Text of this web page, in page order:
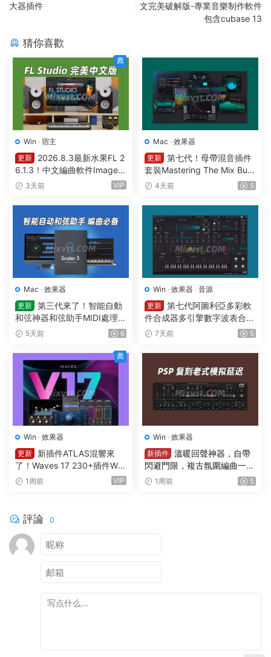
大器插件
文完美破解版-專業音樂制作軟件
包含cubase 13
猜你喜歡
Win · 宿主
更新
2026.8.3最新水果FL 2
6.1.3！中文編曲軟件Image-L
ine – FL Studio Producer Edi
ugins WIN
3天前 VIP
薦
Mac · 效果器
更新 第七代！母帶混音插件
套裝Mastering The Mix Bun
dle v2026.7.21 U2B MAC-M
4天前 5
Mac · 效果器
更新 第三代來了！智能自動
和弦神器和弦助手MIDI處理Pl
ugin Boutique – Scaler 3 v3.
5天前 6
Win · 效果器 · 音源
更新 第七代阿圖利亞多彩軟
件合成器多引擎數字波表合成
器 Arturia Pigments v7.0.1 C
7天前 5
Win · 效果器
更新
新插件ATLAS混響來
了！Waves 17 230+插件Wa
ves Ultimate v2026.07.27 In
1周前 VIP
薦
Win · 效果器
新插件 溫暖回聲神器，自帶
閃避門限，複古氛圍編曲一步
到位延遲插件效果器 PSPaud
1周前 5
評論 0